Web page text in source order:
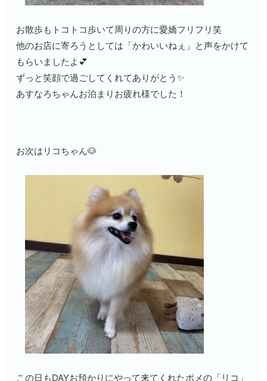
お散歩もトコトコ歩いて周りの方に愛嬌フリフリ笑
他のお店に寄ろうとしては「かわいいねぇ」と声をかけて
もらいましたよ💕
ずっと笑顔で過ごしてくれてありがとう✨
あすなろちゃんお泊まりお疲れ様でした！
お次はリコちゃん🐶
この日もDAYお預かりにやって来てくれたポメの「リコ」